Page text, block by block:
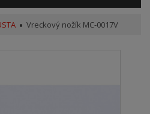
Vreckový nožík MC-0017V